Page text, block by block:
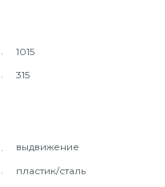
1015
315
выдвижение
пластик/сталь